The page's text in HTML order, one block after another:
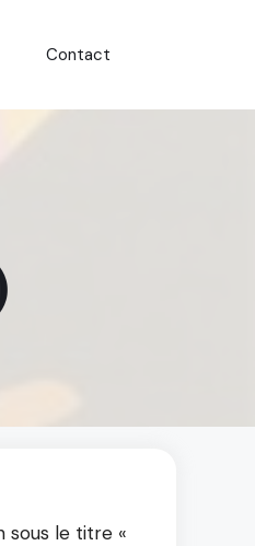
Contact
sous le titre «